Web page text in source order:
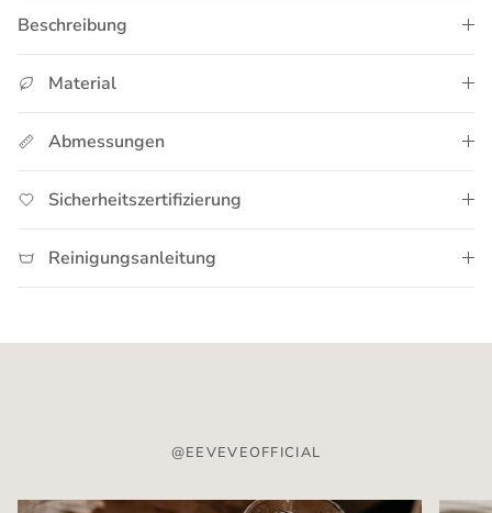
Beschreibung
Material
Abmessungen
Sicherheitszertifizierung
Reinigungsanleitung
@EEVEVEOFFICIAL